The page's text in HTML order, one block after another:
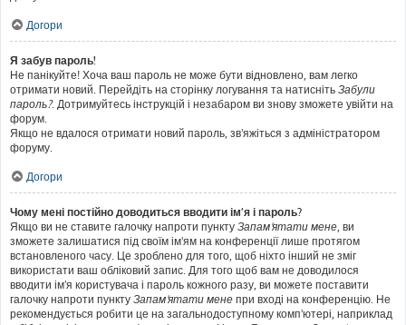
Догори
Я забув пароль!
Не панікуйте! Хоча ваш пароль не може бути відновлено, вам легко
отримати новий. Перейдіть на сторінку логування та натисніть Забули
пароль?. Дотримуйтесь інструкцій і незабаром ви знову зможете увійти на
форум.
Якщо не вдалося отримати новий пароль, зв'яжіться з адміністратором
форуму.
Догори
Чому мені постійно доводиться вводити ім’я і пароль?
Якщо ви не ставите галочку напроти пункту Запам'ятати мене, ви
зможете залишатися під своїм ім'ям на конференції лише протягом
встановленого часу. Це зроблено для того, щоб ніхто інший не зміг
використати ваш обліковий запис. Для того щоб вам не доводилося
вводити ім'я користувача і пароль кожного разу, ви можете поставити
галочку напроти пункту Запам'ятати мене при вході на конференцію. Не
рекомендується робити це на загальнодоступному комп'ютері, наприклад